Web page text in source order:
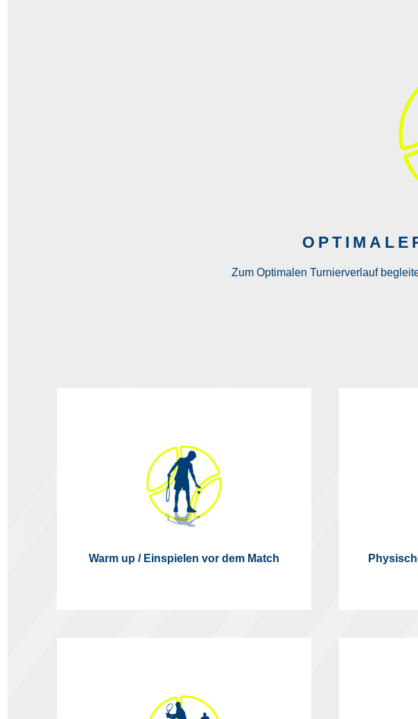
Zum Optimalen Turnierverlauf
Warm up / Einspielen vor dem Match